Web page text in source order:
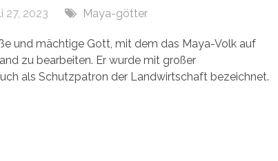
27, 2023 Maya-götter
und mächtige Gott, mit dem das Maya-Volk auf
zu bearbeiten. Er wurde mit großer
als Schutzpatron der Landwirtschaft bezeichnet.